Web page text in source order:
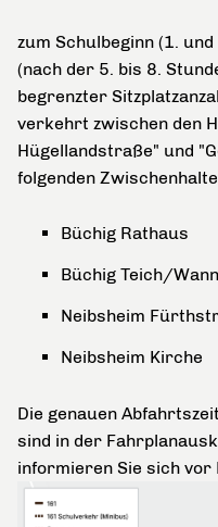
zum Schulbeginn (1.
(nach der 5. bis 8.
begrenzter
verkehrt zwischen den
Hügellandstraße" und
folgenden
Büchig Rathaus
Büchig Teich/
Neibsheim
Neibsheim Kirche
Die genauen
sind in der
informieren Sie sich